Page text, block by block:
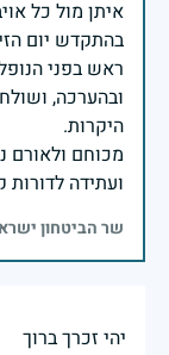
בהתקדש יום
ראש בפני
ובהערכה,
מכוחם
ועתידה לדורות
שר הביטחון
יהי זכרך ברוך